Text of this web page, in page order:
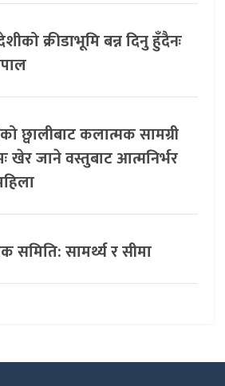
क्रीडाभूमि बन्न दिनु हुँदैनः
छ्वालीबाट कलात्मक सामग्री
खेर जाने वस्तुबाट आत्मनिर्भर
समिति: सामर्थ्य र सीमा